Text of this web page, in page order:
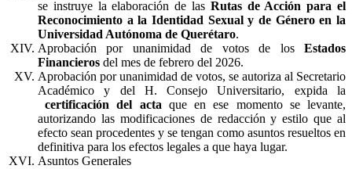
se instruye la elaboración de las Rutas de Acción para el
Reconocimiento a la Identidad Sexual y de Género en la
Universidad Autónoma de Querétaro.
Aprobación por unanimidad de votos de los Estados
Financieros del mes de febrero del 2026.
Aprobación por unanimidad de votos, se autoriza al Secretario
Académico y del H. Consejo Universitario, expida la
certificación del acta que en ese momento se levante,
autorizando las modificaciones de redacción y estilo que al
efecto sean procedentes y se tengan como asuntos resueltos en
definitiva para los efectos legales a que haya lugar.
Asuntos Generales